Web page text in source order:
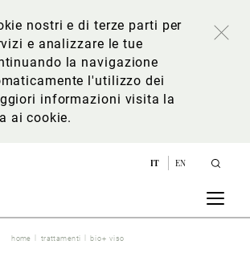
nostri e di terze parti per
e analizzare le tue
la navigazione
l'utilizzo dei
informazioni visita la
ai cookie.
IT EN
home trattamenti bio+ viso